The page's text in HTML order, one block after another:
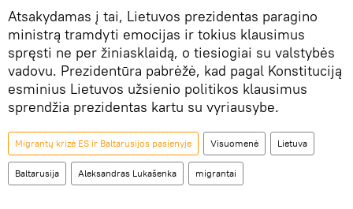
Atsakydamas į tai, Lietuvos prezidentas paragino
ministrą tramdyti emocijas ir tokius klausimus
spręsti ne per žiniasklaidą, o tiesiogiai su valstybės
vadovu. Prezidentūra pabrėžė, kad pagal Konstituciją
esminius Lietuvos užsienio politikos klausimus
sprendžia prezidentas kartu su vyriausybe.
Migrantų krizė ES ir Baltarusijos pasienyje Visuomenė Lietuva
Baltarusija Aleksandras Lukašenka migrantai